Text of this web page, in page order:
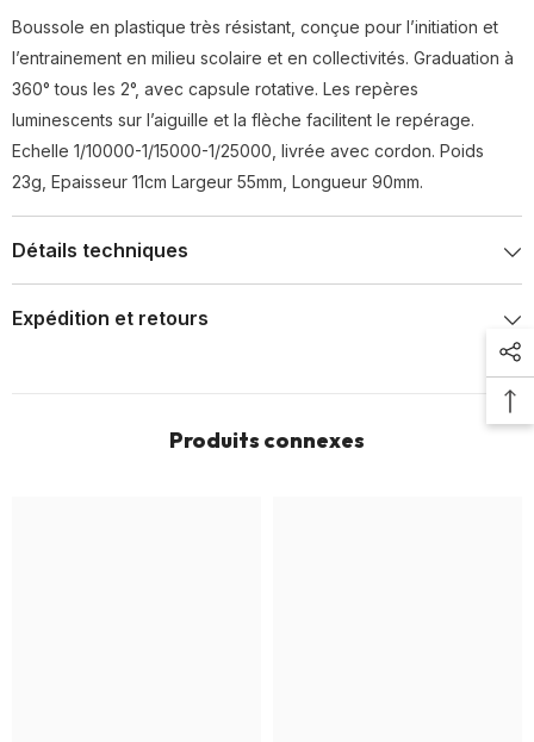
Boussole en plastique très résistant, conçue pour l’initiation et
l’entrainement en milieu scolaire et en collectivités. Graduation à
360° tous les 2°, avec capsule rotative. Les repères
luminescents sur l’aiguille et la flèche facilitent le repérage.
Echelle 1/10000-1/15000-1/25000, livrée avec cordon. Poids
23g, Epaisseur 11cm Largeur 55mm, Longueur 90mm.
Détails techniques
Expédition et retours
Produits connexes